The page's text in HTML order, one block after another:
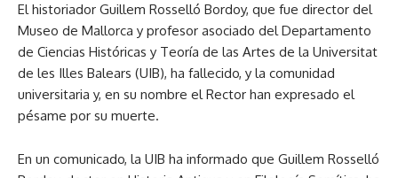
El historiador Guillem Rosselló Bordoy, que fue director del
Museo de Mallorca y profesor asociado del Departamento
de Ciencias Históricas y Teoría de las Artes de la Universitat
de les Illes Balears (UIB), ha fallecido, y la comunidad
universitaria y, en su nombre el Rector han expresado el
pésame por su muerte.
En un comunicado, la UIB ha informado que Guillem Rosselló